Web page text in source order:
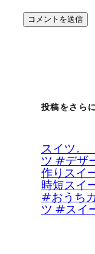
投稿をさら
スイ
ツ #デザ
作りスイ
時短スイ
#おうち
ツ #スイ